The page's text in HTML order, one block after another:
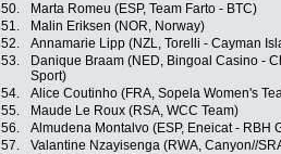
50.
Marta Romeu (ESP, Team Farto - BTC)
51.
Malin Eriksen (NOR, Norway)
52.
Annamarie Lipp (NZL, Torelli - Cayman
53.
Danique Braam (NED, Bingoal Casino -
Sport)
54. Alice Coutinho (FRA, Sopela Women's
55.
Maude Le Roux (RSA, WCC Team)
56.
Almudena Montalvo (ESP, Eneicat - RBH
57.
Valantine Nzayisenga (RWA, Canyon//